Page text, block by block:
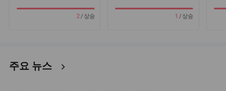
주요 뉴스 chevron_right